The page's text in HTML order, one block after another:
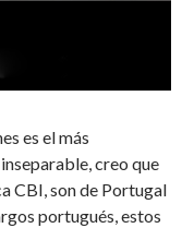
es el más
creo que
CBI, son de Portugal
portugués, estos